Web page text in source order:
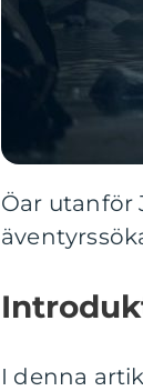
Öar utanför
I denna